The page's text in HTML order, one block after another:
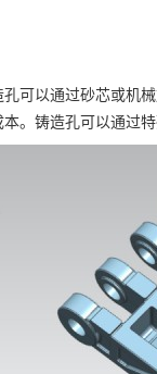
以通过砂芯或机械
。铸造孔可以通过